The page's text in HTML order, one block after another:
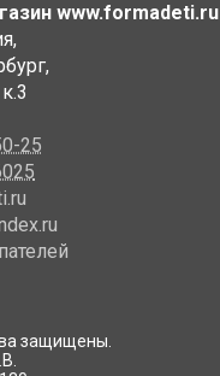
www.formadeti.ru
,
,
25
защищены.